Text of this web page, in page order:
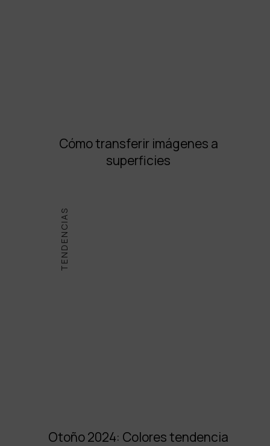
Cómo transferir imágenes a
superficies
TENDENCIAS
Otoño 2024: Colores tendencia